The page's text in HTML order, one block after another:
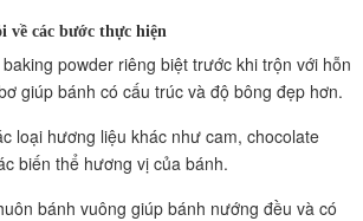
về các bước thực hiện
powder riêng biệt trước khi trộn với hỗn
giúp bánh có cấu trúc và độ bông đẹp hơn.
loại hương liệu khác như cam, chocolate
biến thể hương vị của bánh.
bánh vuông giúp bánh nướng đều và có